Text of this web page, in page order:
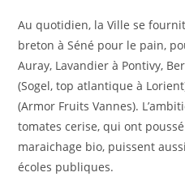
Au quotidien, la Ville se
breton à Séné pour le pain,
Auray, Lavandier à Pontivy,
(Sogel, top atlantique à
(Armor Fruits Vannes).
tomates cerise, qui ont
maraichage bio, puissent
écoles publiques.